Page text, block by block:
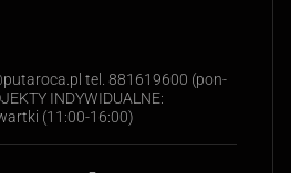
tel. 881619600 (pon-
INDYWIDUALNE:
(11:00-16:00)